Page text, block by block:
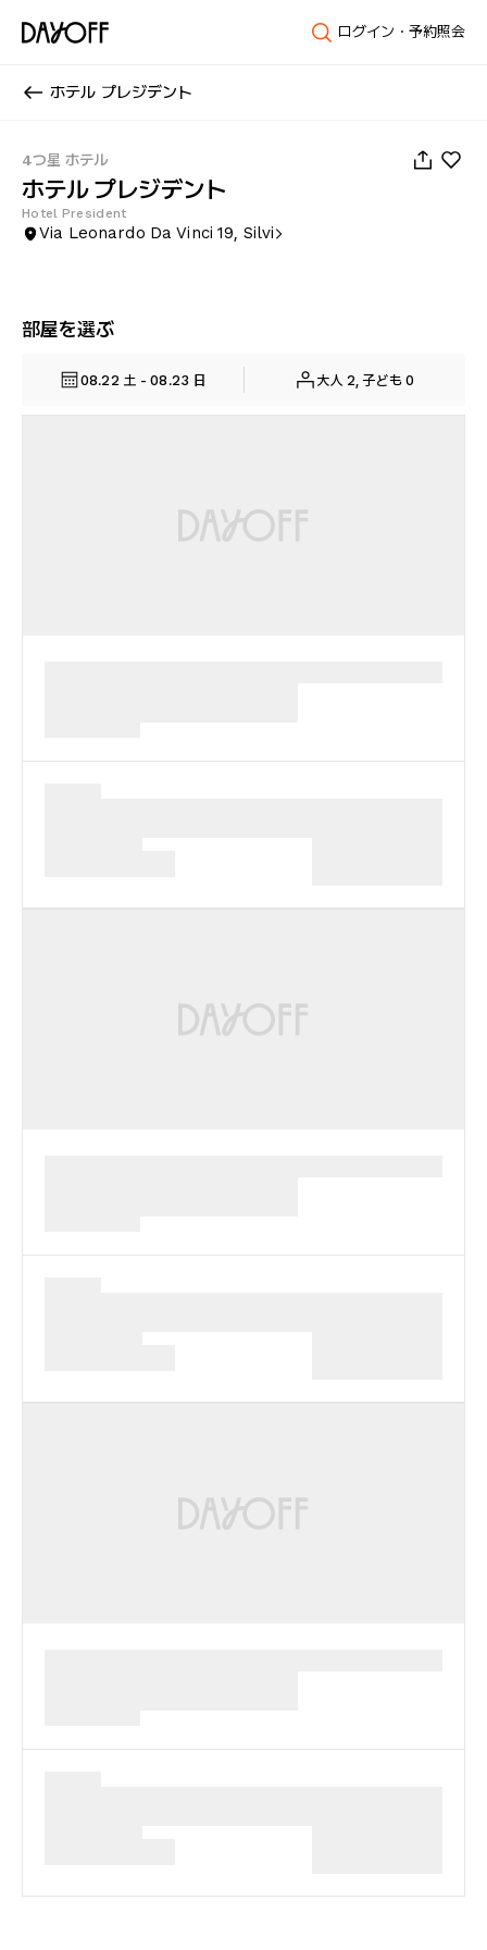
ログイン・予約照会
ホテル プレジデント
4つ星 ホテル
ホテル プレジデント
Hotel President
Via Leonardo Da Vinci 19, Silvi
部屋を選ぶ
08.22 土 - 08.23 日 大人 2, 子ども 0